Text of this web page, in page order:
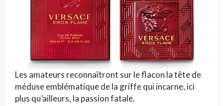
Les amateurs reconnaîtront sur le flacon la tête de
méduse emblématique de la griffe qui incarne, ici
plus qu’ailleurs, la passion fatale.